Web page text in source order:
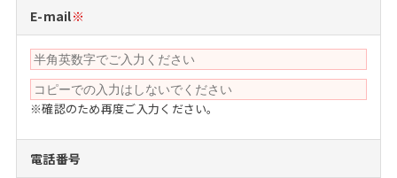
E-mail※
※確認のため再度ご入力ください。
電話番号